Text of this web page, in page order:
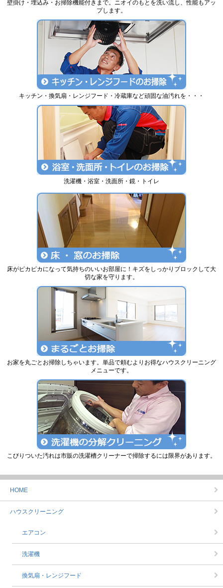
壁掛け・埋込み・お掃除機能付きまで。ニオイのもとを洗い流し、性能もアッ
プします。
キッチン・換気扇・レンジフード・冷蔵庫など頑固な油汚れを・・・
洗濯機・浴室・洗面所・鏡・トイレ
床がピカピカになって気持ちのいいお部屋に！キズをしっかりブロックして大
切な家を守ります。
お家を丸ごとお掃除しちゃいます。単品で頼むよりお得なハウスクリーニング
メニューです。
こびりついた汚れは市販の洗濯槽クリーナーで掃除するには限界があります。
HOME
ハウスクリーニング
エアコン
洗濯機
換気扇・レンジフード